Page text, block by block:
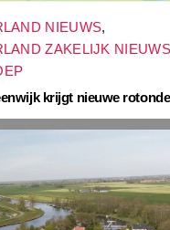
NIEUWS,
ZAKELIJK NIEUWS
krijgt nieuwe rotonde